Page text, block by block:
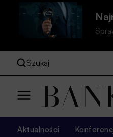
Szukaj
Aktualności